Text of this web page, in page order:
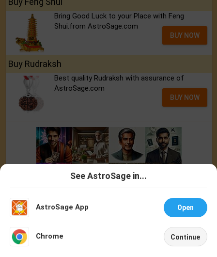
Bring Good Luck to your Place with Feng
Shui.from AstroSage.com
BUY NOW
Buy Rudraksh
Best quality Rudraksh with assurance of
AstroSage.com
BUY NOW
See AstroSage in...
AstroSage App Open
Chrome Continue
Astrologer
Home Account